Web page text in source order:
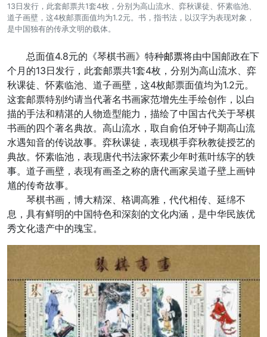
13日发行，此套邮票共1套4枚，分别为高山流水、弈秋课徒、怀素临池、
道子画壁，这4枚邮票面值均为1.2元。书，指书法，以汉字为表现对象，
是中国独有的传承文明的载体。
总面值4.8元的《琴棋书画》特种邮票将由中国邮政在下
个月的13日发行，此套邮票共1套4枚，分别为高山流水、弈
秋课徒、怀素临池、道子画壁，这4枚邮票面值均为1.2元。
这套邮票特别约请当代著名书画家范增先生手绘创作，以白
描的手法和精湛的人物造型能力，描绘了中国古代关于琴棋
书画的四个著名典故。高山流水，取自俞伯牙钟子期高山流
水遇知音的传说故事。弈秋课徒，表现棋手弈秋教徒授艺的
典故。怀素临池，表现唐代书法家怀素少年时蕉叶练字的轶
事。道子画壁，表现有画圣之称的唐代画家吴道子壁上画钟
馗的传奇故事。
琴棋书画，博大精深、格调高雅，代代相传、延绵不
息，具有鲜明的中国特色和深刻的文化内涵，是中华民族优
秀文化遗产中的瑰宝。